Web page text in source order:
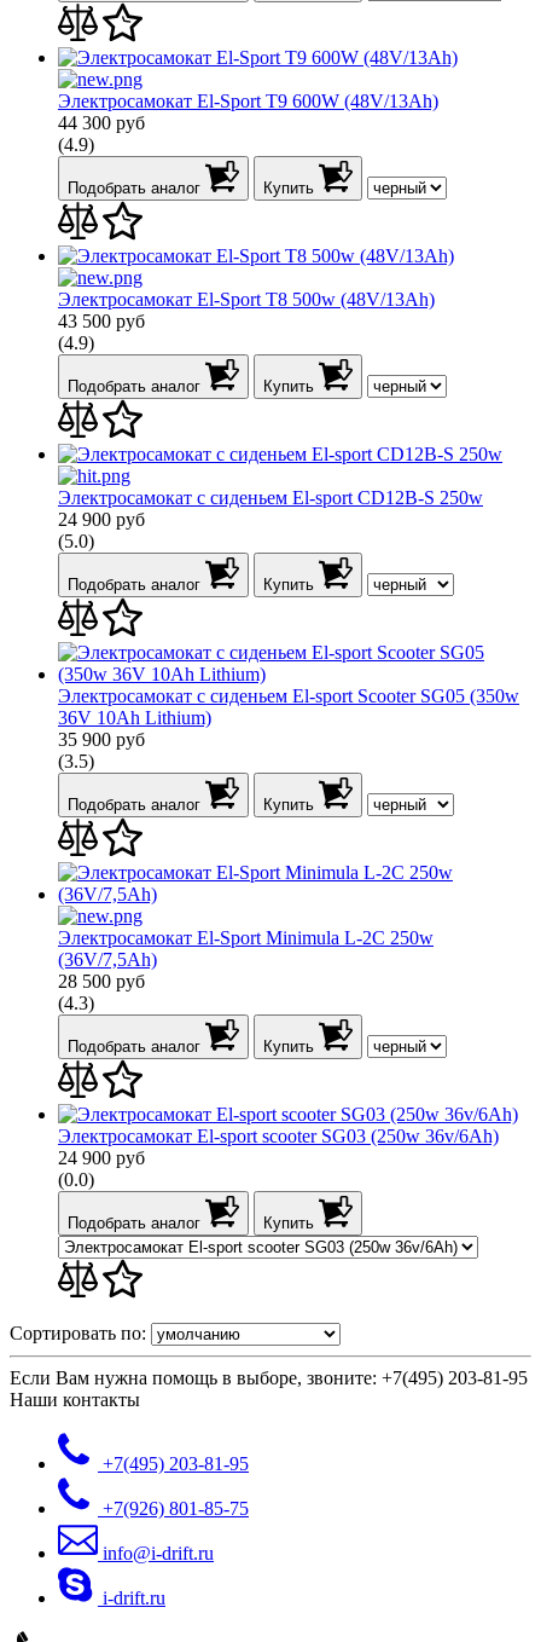
Электросамокат El-Sport T9 600W (48V/13Ah)
44 300 руб
(4.9)
Подобрать аналог Купить
Электросамокат El-Sport T8 500w (48V/13Ah)
43 500 руб
(4.9)
Подобрать аналог Купить
Электросамокат с сиденьем El-sport CD12B-S 250w
24 900 руб
(5.0)
Подобрать аналог Купить
Электросамокат с сиденьем El-sport Scooter SG05 (350w
36V 10Ah Lithium)
35 900 руб
(3.5)
Подобрать аналог Купить
Электросамокат El-Sport Minimula L-2C 250w
(36V/7,5Ah)
28 500 руб
(4.3)
Подобрать аналог Купить
Электросамокат El-sport scooter SG03 (250w 36v/6Ah)
24 900 руб
(0.0)
Подобрать аналог Купить
Сортировать по:
Если Вам нужна помощь в выборе, звоните: +7(495) 203-81-95
Наши контакты
+7(495) 203-81-95
+7(926) 801-85-75
info@i-drift.ru
i-drift.ru